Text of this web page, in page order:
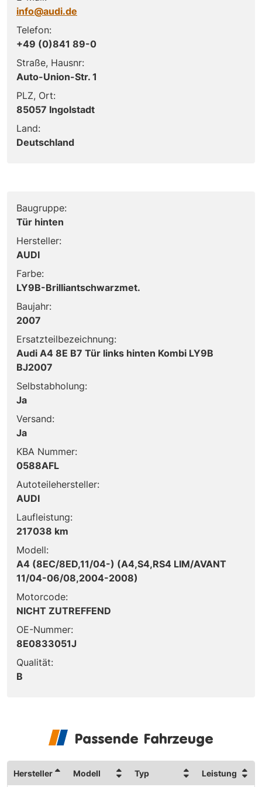
info@audi.de
Telefon:
+49 (0)841 89-0
Straße, Hausnr:
Auto-Union-Str. 1
PLZ, Ort:
85057 Ingolstadt
Land:
Deutschland
Baugruppe:
Tür hinten
Hersteller:
AUDI
Farbe:
LY9B-Brilliantschwarzmet.
Baujahr:
2007
Ersatzteilbezeichnung:
Audi A4 8E B7 Tür links hinten Kombi LY9B
BJ2007
Selbstabholung:
Ja
Versand:
Ja
KBA Nummer:
0588AFL
Autoteilehersteller:
AUDI
Laufleistung:
217038 km
Modell:
A4 (8EC/8ED,11/04-) (A4,S4,RS4 LIM/AVANT
11/04-06/08,2004-2008)
Motorcode:
NICHT ZUTREFFEND
OE-Nummer:
8E0833051J
Qualität:
B
Passende Fahrzeuge
Hersteller Modell Typ Leistung